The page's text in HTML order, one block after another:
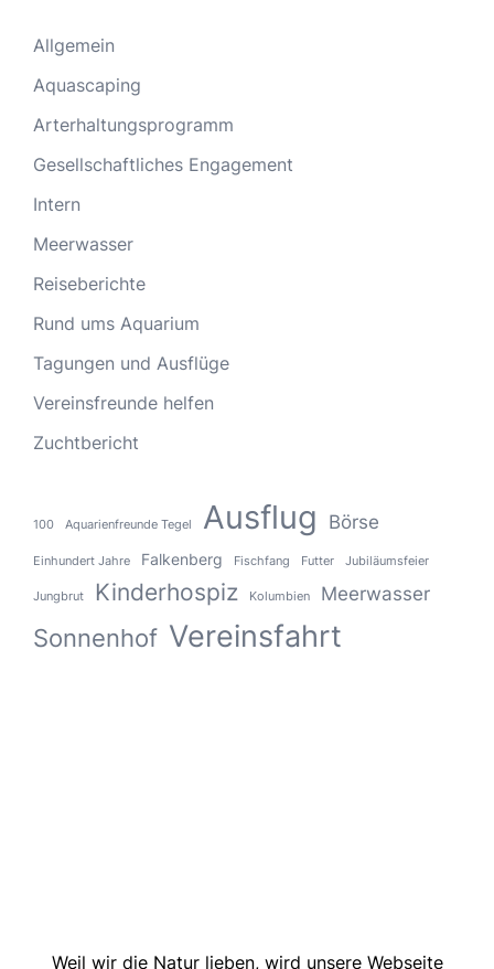
Allgemein
Aquascaping
Arterhaltungsprogramm
Gesellschaftliches Engagement
Intern
Meerwasser
Reiseberichte
Rund ums Aquarium
Tagungen und Ausflüge
Vereinsfreunde helfen
Zuchtbericht
100 Aquarienfreunde Tegel Ausflug Börse
Einhundert Jahre Falkenberg Fischfang Futter Jubiläumsfeier
Jungbrut Kinderhospiz Kolumbien Meerwasser
Sonnenhof Vereinsfahrt
Weil wir die Natur lieben, wird unsere Webseite